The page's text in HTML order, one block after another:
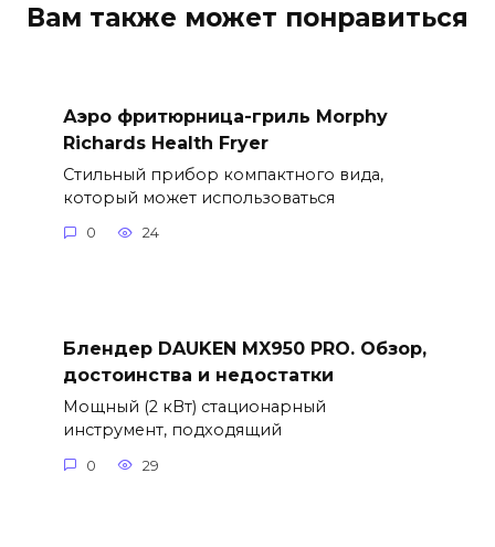
Вам также может понравиться
Аэро фритюрница-гриль Morphy
Richards Health Fryer
Стильный прибор компактного вида,
который может использоваться
0 24
Блендер DAUKEN MX950 PRO. Обзор,
достоинства и недостатки
Мощный (2 кВт) стационарный
инструмент, подходящий
0 29